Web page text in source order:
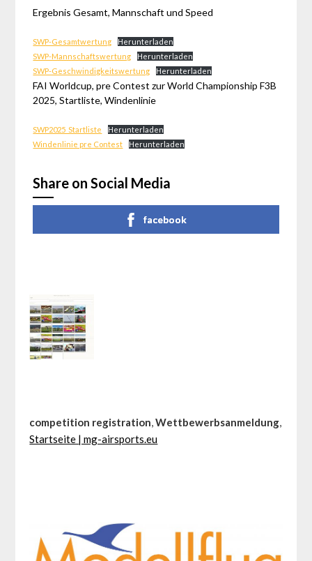
Ergebnis Gesamt, Mannschaft und Speed
SWP-Gesamtwertung
Herunterladen
SWP-Mannschaftswertung
Herunterladen
SWP-Geschwindigkeitswertung
Herunterladen
FAI Worldcup, pre Contest zur World Championship F3B
2025, Startliste, Windenlinie
SWP2025_Startliste
Herunterladen
Windenlinie pre Contest
Herunterladen
Share on Social Media
facebook
competition registration ,Wettbewerbsanmeldung
Startseite | mg-airsports.eu